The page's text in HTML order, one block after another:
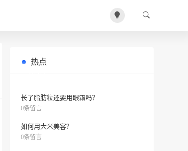
热点
长了脂肪粒还要用眼霜吗？
0条留言
如何用大米美容？
0条留言